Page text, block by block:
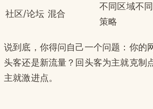
社区/论坛 混合
不同区域不同
策略
说到底，你得问自己一个问题：你的
头客还是新流量？回头客为主就克制
主就激进点。